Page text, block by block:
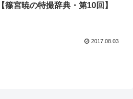
【篠宮暁の特撮辞典・第10回】
2017.08.03